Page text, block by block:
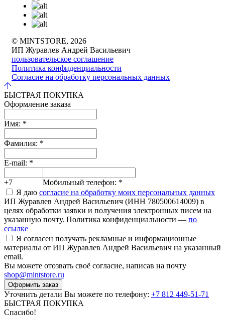
© MINTSTORE, 2026
ИП Журавлев Андрей Васильевич
пользовательское соглашение
Политика конфиденциальности
Согласие на обработку персональных данных
БЫСТРАЯ ПОКУПКА
Оформление заказа
Имя: *
Фамилия: *
E-mail: *
+7 Мобильный телефон: *
Я даю согласие на обработку моих персональных данных
ИП Журавлев Андрей Васильевич (ИНН 780500614009) в
целях обработки заявки и получения электронных писем на
указанную почту. Политика конфиденциальности — по
ссылке
Я согласен получать рекламные и информационные
материалы от ИП Журавлев Андрей Васильевич на указанный
email.
Вы можете отозвать своё согласие, написав на почту
shop@mintstore.ru
Оформить заказ
Уточнить детали Вы можете по телефону: +7 812 449-51-71
БЫСТРАЯ ПОКУПКА
Спасибо!